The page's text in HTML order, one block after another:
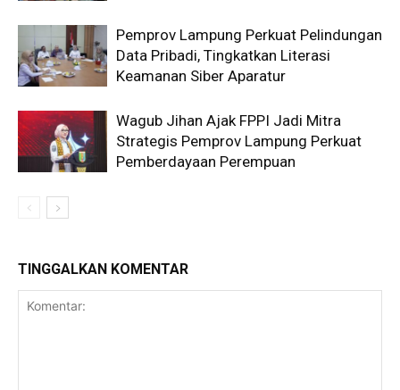
Pemprov Lampung Perkuat Pelindungan
Data Pribadi, Tingkatkan Literasi
Keamanan Siber Aparatur
Wagub Jihan Ajak FPPI Jadi Mitra
Strategis Pemprov Lampung Perkuat
Pemberdayaan Perempuan
TINGGALKAN KOMENTAR